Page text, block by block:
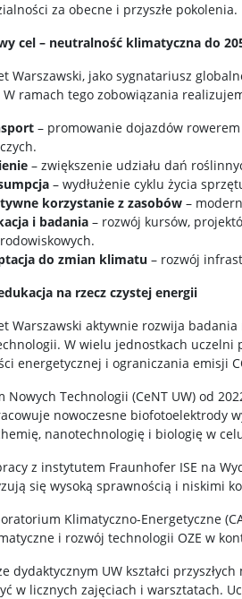
za obecne i przyszłe pokolenia.
cel – neutralność klimatyczna do
Warszawski, jako sygnatariusz
ramach tego zobowiązania
– promowanie dojazdów
– zwiększenie udziału dań
– wydłużenie cyklu życia
korzystanie z zasobów –
i badania – rozwój kursów,
do zmian klimatu – rozwój
na rzecz czystej energii
Warszawski aktywnie rozwija
W wielu jednostkach uczelni
energetycznej i ograniczania emisji
Nowych Technologii (CeNT UW) od
nowoczesne biofotoelektrody
nanotechnologię i biologię w
z instytutem Fraunhofer ISE na
się wysoką sprawnością i niskimi
Klimatyczno-Energetyczne
i rozwój technologii OZE w
dydaktycznym UW kształci
w licznych zajęciach i warsztatach.